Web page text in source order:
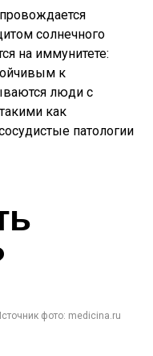
солнечного
на иммунитете:
к
люди с
как
патологии
фото: medicina.ru